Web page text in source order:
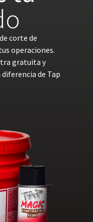
corte de
operaciones.
gratuita y
de Tap